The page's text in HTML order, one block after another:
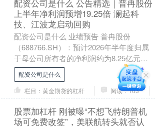
配资公司是什么 公告精选｜普冉股份
上半年净利润预增19.25倍 澜起科
技、江波龙启动回购
配资公司是什么 业绩预告 普冉股份
（688766.SH）：预计2026年半年度归属
于母公司所有者的净利润约为8.25亿元，
同比增长1925.36%。2026年上....
配资公司是什么
栏目：黄金期货的杠杆
阅读：163
股票加杠杆 刚被曝“不想飞特朗普机
场可免费改签”，美联航转头就否认